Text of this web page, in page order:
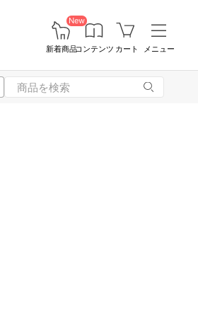
New
新着商品コンテンツ カート メニュー